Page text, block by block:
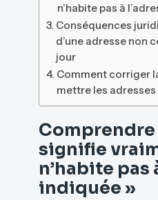
n’habite pas à
Conséquences
d’une adresse non
jour
Comment corriger
mettre les
Comprendre
signifie
n’habite pas
indiquée »